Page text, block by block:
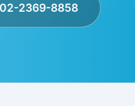
02-2369-8858